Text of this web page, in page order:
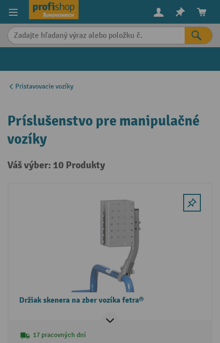
content
Pristavovacie vozíky
Príslušenstvo pre manipulačné
vozíky
Váš výber: 10 Produkty
Držiak skenera na zber vozíka fetra®
17 pracovných dní